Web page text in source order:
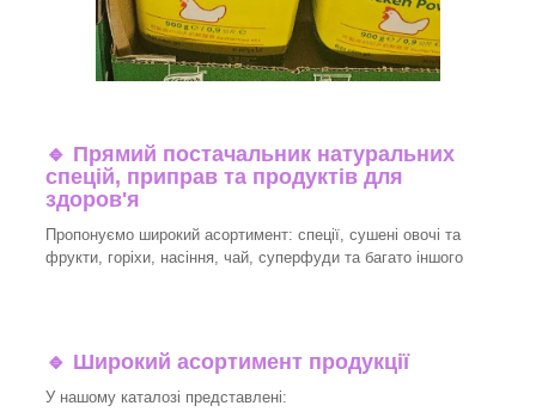
🔹 Прямий постачальник натуральних
спецій, приправ та продуктів для
здоров'я
Пропонуємо широкий асортимент: спеції, сушені овочі та
фрукти, горіхи, насіння, чай, суперфуди та багато іншого
🔹 Широкий асортимент продукції
У нашому каталозі представлені: